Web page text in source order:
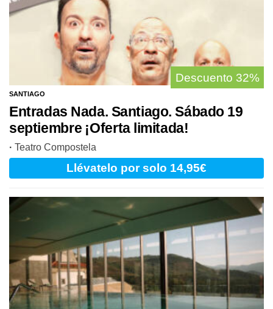
Descuento 32%
SANTIAGO
Entradas Nada. Santiago. Sábado 19
septiembre ¡Oferta limitada!
· Teatro Compostela
Llévatelo por solo 14,95€